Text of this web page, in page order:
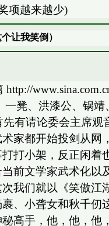
越来越少)
让我笑倒）
http://
凳、洪漆公、
有请论委会主席
家都开始投剑从
打打小架，反正
前文学家武术化
我们就以《笑傲
、小聋女和秋千
秘高手，他，他